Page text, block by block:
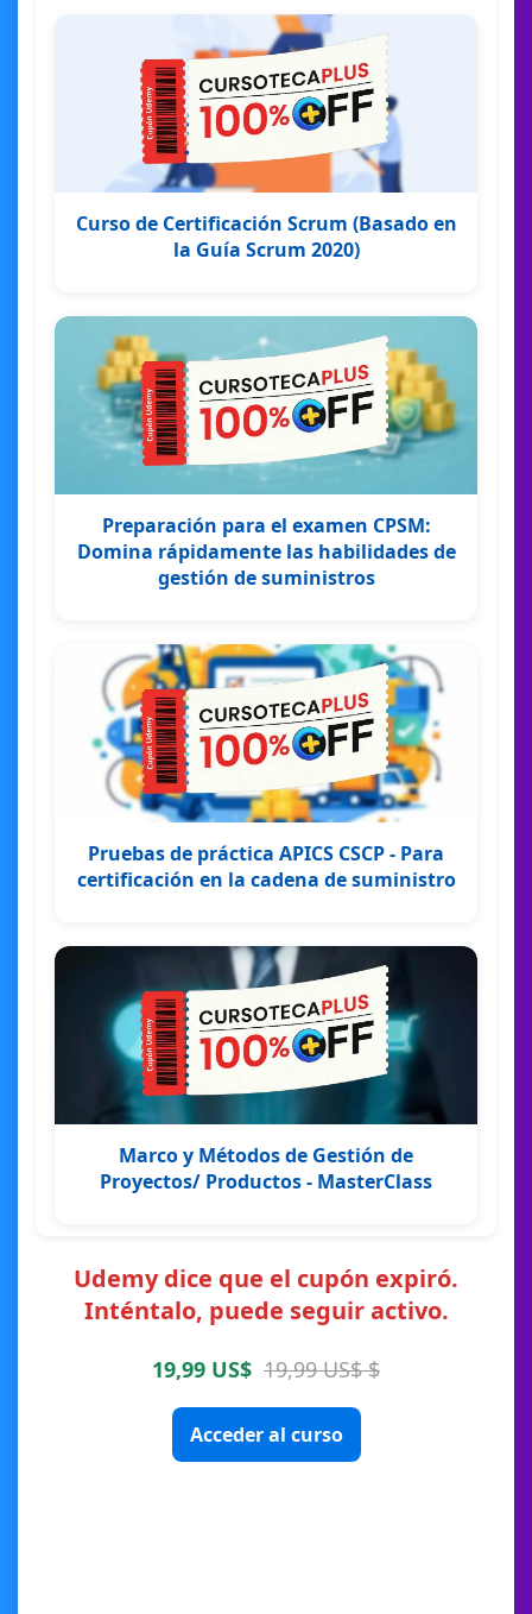
Curso de Certificación Scrum (Basado en
la Guía Scrum 2020)
Preparación para el examen CPSM:
Domina rápidamente las habilidades de
gestión de suministros
Pruebas de práctica APICS CSCP - Para
certificación en la cadena de suministro
Marco y Métodos de Gestión de
Proyectos/ Productos - MasterClass
Udemy dice que el cupón expiró.
Inténtalo, puede seguir activo.
19,99 US$ 19,99 US$ $
Acceder al curso